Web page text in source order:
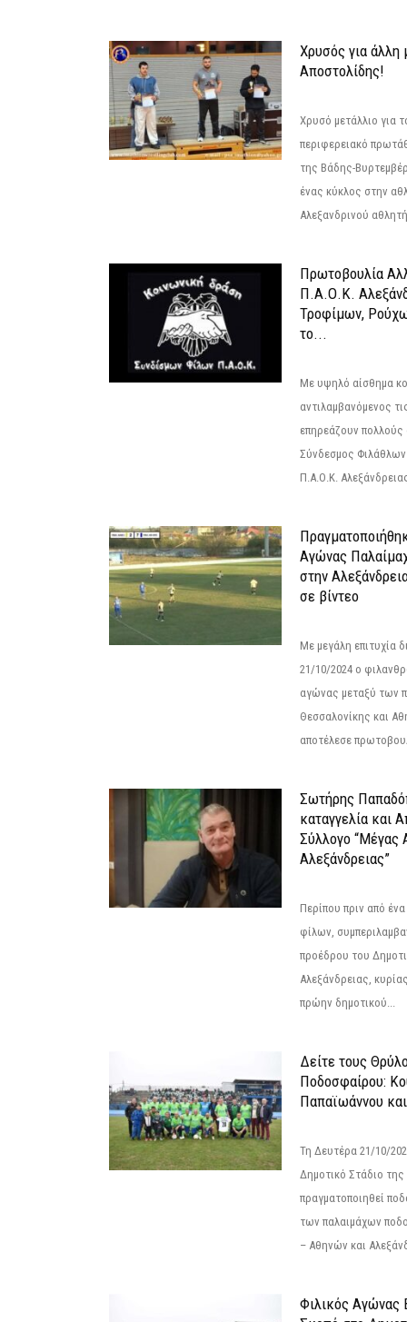
Χρυσός για άλλη
Αποστολίδης!
Χρυσό μετάλλιο για
περιφερειακό
της Βάδης-
ένας κύκλος στην
Αλεξανδρινού
Πρωτοβουλία
Π.Α.Ο.Κ.
Τροφίμων,
το...
Με υψηλό αίσθημα
αντιλαμβανόμενος
επηρεάζουν πολλούς
Σύνδεσμος
Π.Α.Ο.Κ.
Αγώνας
στην
σε βίντεο
Με μεγάλη επιτυχία
21/10/2024 ο
αγώνας μεταξύ των
Θεσσαλονίκης και
αποτέλεσε
Σωτήρης
καταγγελία και
Σύλλογο “Μέγας
Αλεξάνδρειας”
Περίπου πριν από
φίλων,
προέδρου του
Αλεξάνδρειας,
πρώην δημοτικού...
Δείτε τους
Ποδοσφαίρου:
Παπαϊωάννου
Τη Δευτέρα 21/10/
Δημοτικό Στάδιο
πραγματοποιηθεί
των παλαιμάχων
– Αθηνών και
Φιλικός Αγώνας